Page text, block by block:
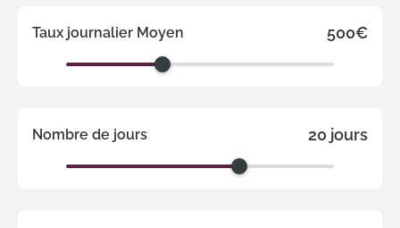
Taux journalier Moyen 500€
Nombre de jours 20 jours